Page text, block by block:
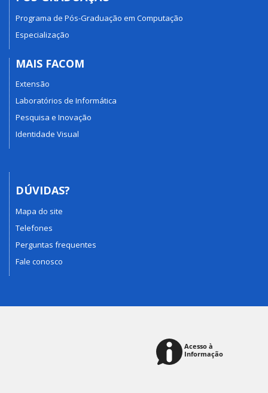
Programa de Pós-Graduação em Computação
Especialização
MAIS FACOM
Extensão
Laboratórios de Informática
Pesquisa e Inovação
Identidade Visual
DÚVIDAS?
Mapa do site
Telefones
Perguntas frequentes
Fale conosco